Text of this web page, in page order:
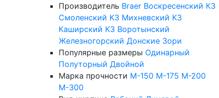
Производитель Braer Воскресенский КЗ
Смоленский КЗ Михневский КЗ
Каширский КЗ Воротынский
Железногорский Донские Зори
Популярные размеры Одинарный
Полуторный Двойной
Марка прочности М-150 М-175 М-200
М-300